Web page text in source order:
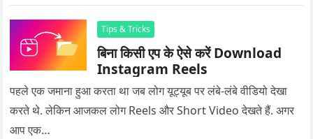
Tips & Tricks
बिना किसी एप के ऐसे करें Download
Instagram Reels
पहले एक जमाना हुआ करता था जब लोग यूट्यूब पर लंबे-लंबे वीडियो देखा
करते थे. लेकिन आजकल लोग Reels और Short Video देखते हैं. अगर
आप एक…